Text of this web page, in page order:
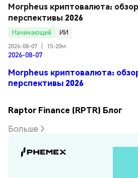
Morpheus криптовалюта:
перспективы 2026
Начинающий
ИИ
2026-08-07
15-20м
2026-08-07
Morpheus криптовалюта:
перспективы 2026
Raptor Finance (RPTR) Блог
Больше